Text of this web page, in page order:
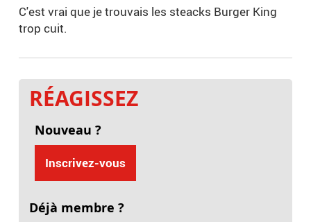
C'est vrai que je trouvais les steacks Burger King
trop cuit.
RÉAGISSEZ
Nouveau ?
Inscrivez-vous
Déjà membre ?